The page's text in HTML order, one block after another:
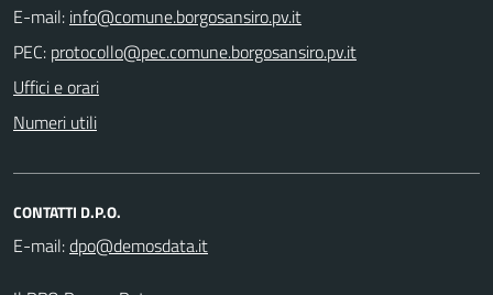
E-mail:
PEC:
Uffici e orari
Numeri utili
CONTATTI D.P.O.
E-mail: